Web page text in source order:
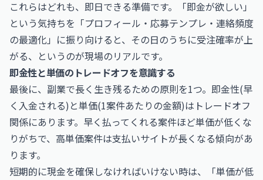
これらはどれも、即日できる準備です。「即金が欲しい」
という気持ちを「プロフィール・応募テンプレ・連絡頻度
の最適化」に振り向けると、その日のうちに受注確率が上
がる、というのが現場のリアルです。
即金性と単価のトレードオフを意識する
最後に、副業で長く生き残るための原則を1つ。即金性(早
く入金される)と単価(1案件あたりの金額)はトレードオフ
関係にあります。早く払ってくれる案件ほど単価が低くな
りがちで、高単価案件は支払いサイトが長くなる傾向があ
ります。
短期的に現金を確保しなければいけない時は、「単価が低